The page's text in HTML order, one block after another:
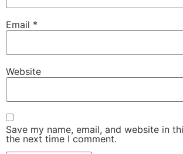
Email *
Website
Save my name, email, and website in
the next time I comment.